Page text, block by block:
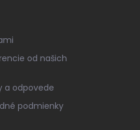
od našich
a odpovede
podmienky